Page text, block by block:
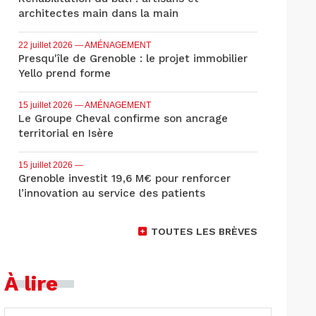
architectes main dans la main
22 juillet 2026 — AMÉNAGEMENT
Presqu'île de Grenoble : le projet immobilier
Yello prend forme
15 juillet 2026 — AMÉNAGEMENT
Le Groupe Cheval confirme son ancrage
territorial en Isère
15 juillet 2026 —
Grenoble investit 19,6 M€ pour renforcer
l’innovation au service des patients
TOUTES LES BRÈVES
À lire